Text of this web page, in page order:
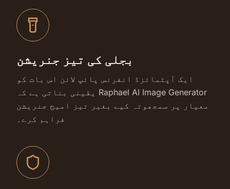
بجلی کی تیز جنریشن
ایک آپٹمائزڈ انفرنس پائپ لائن اس بات کو
یقینی بناتی ہے کہ Raphael AI Image Generator
معیار پر سمجھوتہ کیے بغیر تیز امیج جنریشن
فراہم کرے۔